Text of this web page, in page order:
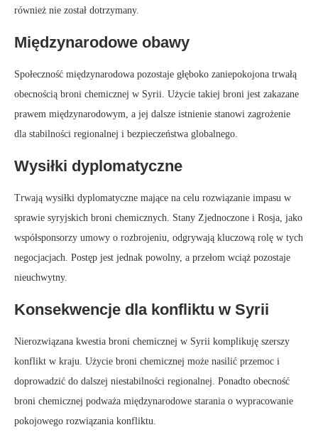
również nie został dotrzymany.
Międzynarodowe obawy
Społeczność międzynarodowa pozostaje głęboko zaniepokojona trwałą
obecnością broni chemicznej w Syrii. Użycie takiej broni jest zakazane
prawem międzynarodowym, a jej dalsze istnienie stanowi zagrożenie
dla stabilności regionalnej i bezpieczeństwa globalnego.
Wysiłki dyplomatyczne
Trwają wysiłki dyplomatyczne mające na celu rozwiązanie impasu w
sprawie syryjskich broni chemicznych. Stany Zjednoczone i Rosja, jako
współsponsorzy umowy o rozbrojeniu, odgrywają kluczową rolę w tych
negocjacjach. Postęp jest jednak powolny, a przełom wciąż pozostaje
nieuchwytny.
Konsekwencje dla konfliktu w Syrii
Nierozwiązana kwestia broni chemicznej w Syrii komplikuję szerszy
konflikt w kraju. Użycie broni chemicznej może nasilić przemoc i
doprowadzić do dalszej niestabilności regionalnej. Ponadto obecność
broni chemicznej podważa międzynarodowe starania o wypracowanie
pokojowego rozwiązania konfliktu.